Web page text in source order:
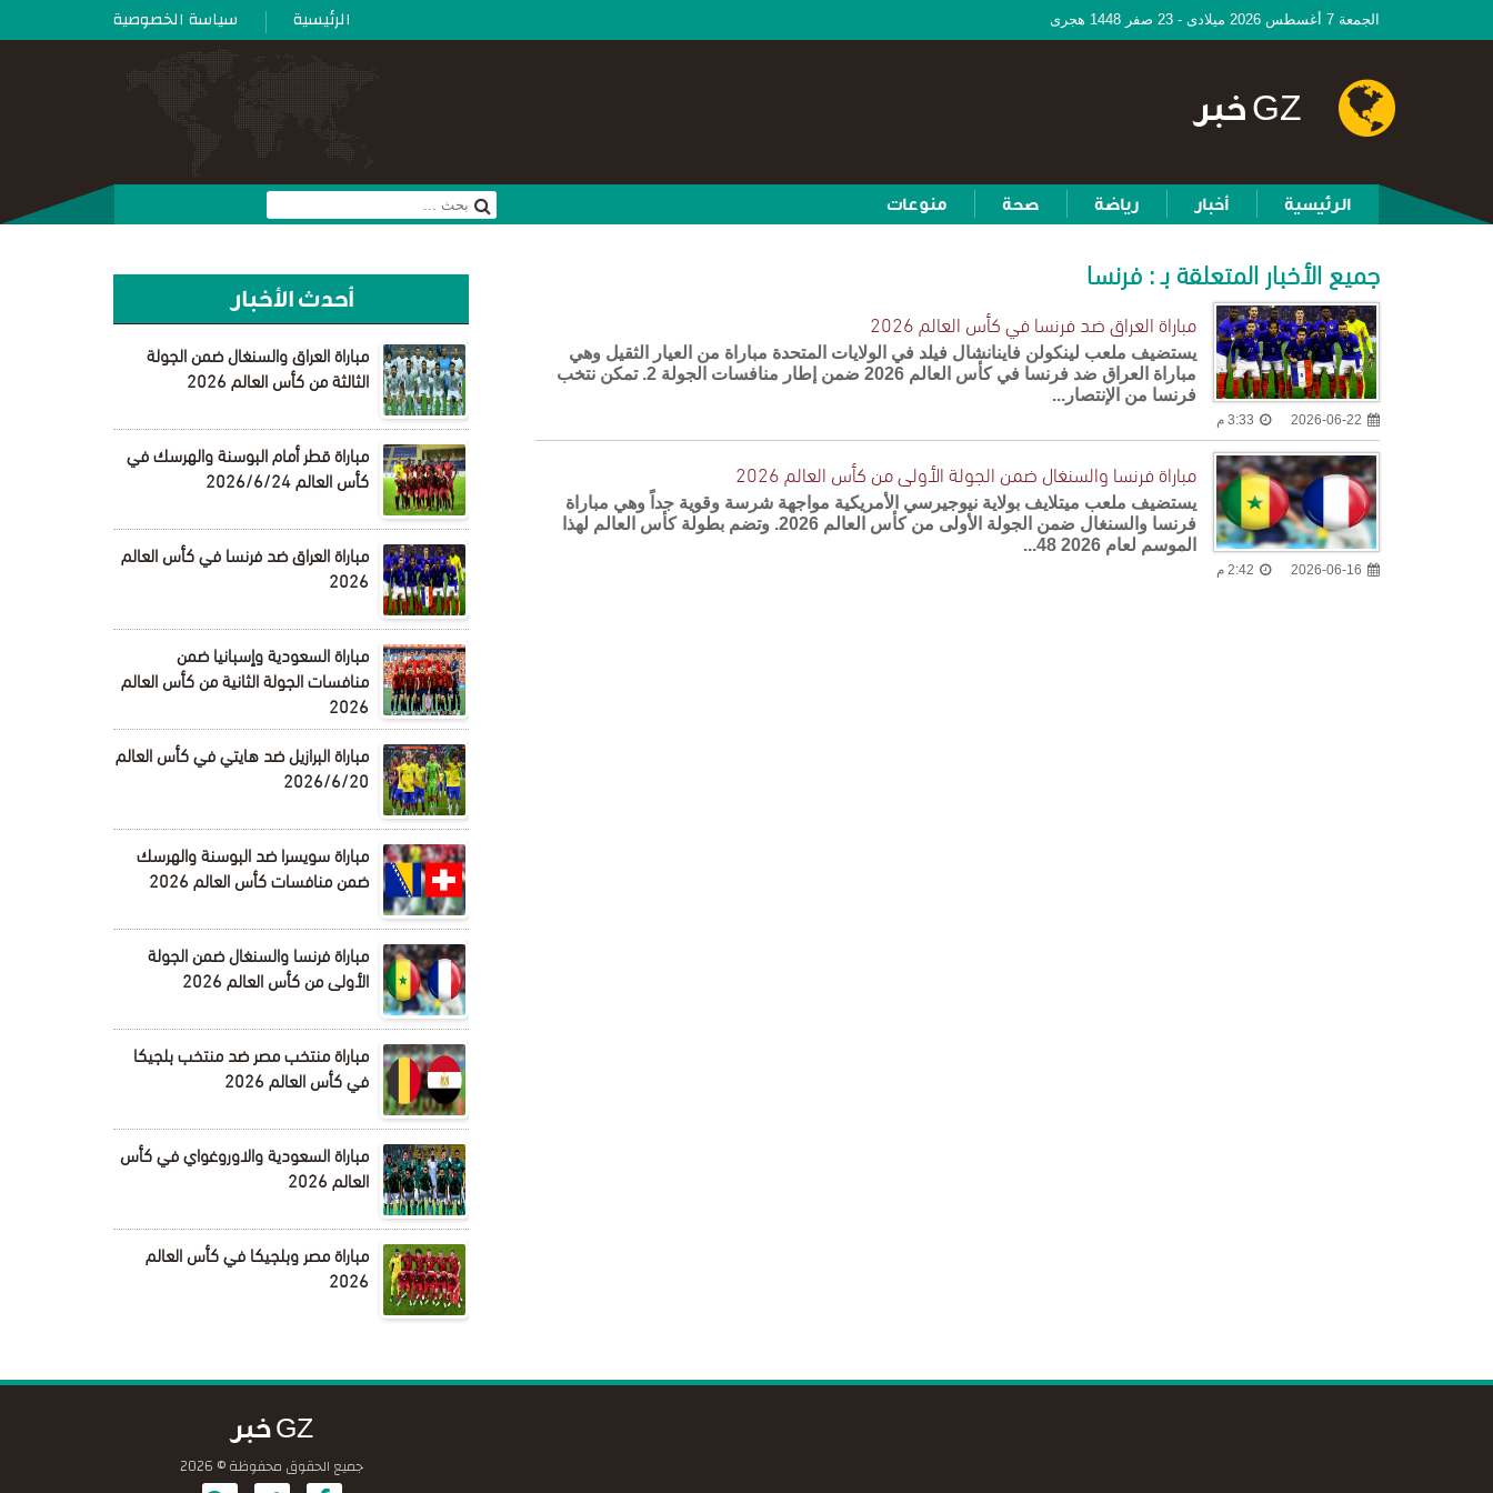
الجمعة 7 أغسطس 2026 ميلادى - 23 صفر 1448 هجرى الرئيسية سياسة الخصوصية
GZ خبر
الرئيسية أخبار رياضة صحة منوعات
جميع الأخبار المتعلقة بـ : فرنسا
مباراة العراق ضد فرنسا في كأس العالم 2026
يستضيف ملعب لينكولن فاينانشال فيلد في الولايات المتحدة مباراة من العيار الثقيل وهي
مباراة العراق ضد فرنسا في كأس العالم 2026 ضمن إطار منافسات الجولة 2. تمكن نتخب
فرنسا من الإنتصار...
2026-06-22 3:33 م
مباراة فرنسا والسنغال ضمن الجولة الأولى من كأس العالم 2026
يستضيف ملعب ميتلايف بولاية نيوجيرسي الأمريكية مواجهة شرسة وقوية جداً وهي مباراة
فرنسا والسنغال ضمن الجولة الأولى من كأس العالم 2026. وتضم بطولة كأس العالم لهذا
الموسم لعام 2026 48...
2026-06-16 2:42 م
أحدث الأخبار
مباراة العراق والسنغال ضمن الجولة
الثالثة من كأس العالم 2026
مباراة قطر أمام البوسنة والهرسك في
كأس العالم 2026/6/24
مباراة العراق ضد فرنسا في كأس العالم
2026
مباراة السعودية وإسبانيا ضمن
منافسات الجولة الثانية من كأس العالم
2026
مباراة البرازيل ضد هايتي في كأس العالم
2026/6/20
مباراة سويسرا ضد البوسنة والهرسك
ضمن منافسات كأس العالم 2026
مباراة فرنسا والسنغال ضمن الجولة
الأولى من كأس العالم 2026
مباراة منتخب مصر ضد منتخب بلجيكا
في كأس العالم 2026
مباراة السعودية والاوروغواي في كأس
العالم 2026
مباراة مصر وبلجيكا في كأس العالم
2026
GZ خبر
جميع الحقوق محفوظة © 2026